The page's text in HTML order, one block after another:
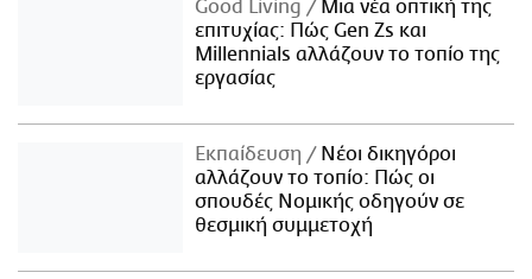
Good Living
Μια νέα οπτική της
επιτυχίας: Πώς Gen Zs και
Millennials αλλάζουν το τοπίο της
εργασίας
Εκπαίδευση
Νέοι δικηγόροι
αλλάζουν το τοπίο: Πώς οι
σπουδές Νομικής οδηγούν σε
θεσμική συμμετοχή